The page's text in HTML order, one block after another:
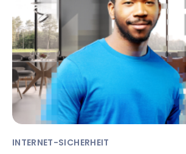
INTERNET-SICHERHEIT